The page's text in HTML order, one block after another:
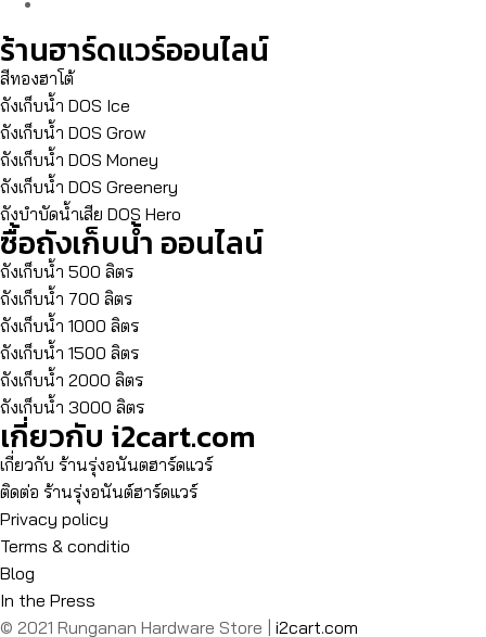
ร้านฮาร์ดแวร์ออนไลน์
สีทองฮาโต้
ถังเก็บน้ำ DOS Ice
ถังเก็บน้ำ DOS Grow
ถังเก็บน้ำ DOS Money
ถังเก็บน้ำ DOS Greenery
ถังบำบัดน้ำเสีย DOS Hero
ซื้อถังเก็บน้ำ ออนไลน์
ถังเก็บน้ำ 500 ลิตร
ถังเก็บน้ำ 700 ลิตร
ถังเก็บน้ำ 1000 ลิตร
ถังเก็บน้ำ 1500 ลิตร
ถังเก็บน้ำ 2000 ลิตร
ถังเก็บน้ำ 3000 ลิตร
เกี่ยวกับ i2cart.com
เกี่ยวกับ ร้านรุ่งอนันตฮาร์ดแวร์
ติดต่อ ร้านรุ่งอนันต์ฮาร์ดแวร์
Privacy policy
Terms & conditio
Blog
In the Press
© 2021 Runganan Hardware Store | i2cart.com